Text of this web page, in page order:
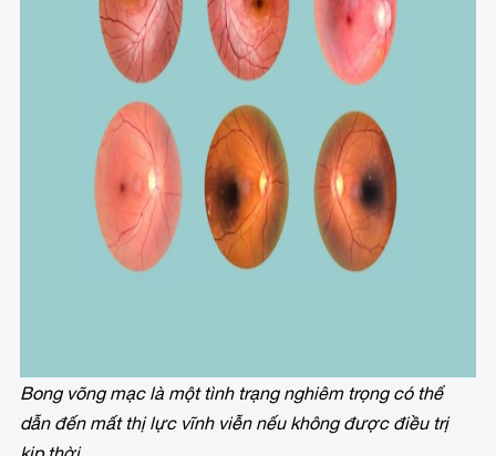
Bong võng mạc là một tình trạng nghiêm trọng có thể
dẫn đến mất thị lực vĩnh viễn nếu không được điều trị